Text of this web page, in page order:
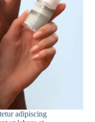
adipiscing